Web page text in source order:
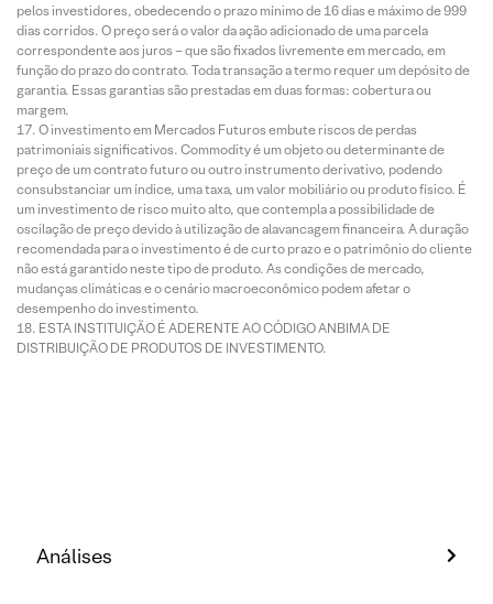
pelos investidores, obedecendo o prazo mínimo de 16 dias e máximo de 999
dias corridos. O preço será o valor da ação adicionado de uma parcela
correspondente aos juros – que são fixados livremente em mercado, em
função do prazo do contrato. Toda transação a termo requer um depósito de
garantia. Essas garantias são prestadas em duas formas: cobertura ou
margem.
O investimento em Mercados Futuros embute riscos de perdas
patrimoniais significativos. Commodity é um objeto ou determinante de
preço de um contrato futuro ou outro instrumento derivativo, podendo
consubstanciar um índice, uma taxa, um valor mobiliário ou produto físico. É
um investimento de risco muito alto, que contempla a possibilidade de
oscilação de preço devido à utilização de alavancagem financeira. A duração
recomendada para o investimento é de curto prazo e o patrimônio do cliente
não está garantido neste tipo de produto. As condições de mercado,
mudanças climáticas e o cenário macroeconômico podem afetar o
desempenho do investimento.
ESTA INSTITUIÇÃO É ADERENTE AO CÓDIGO ANBIMA DE
DISTRIBUIÇÃO DE PRODUTOS DE INVESTIMENTO.
Análises